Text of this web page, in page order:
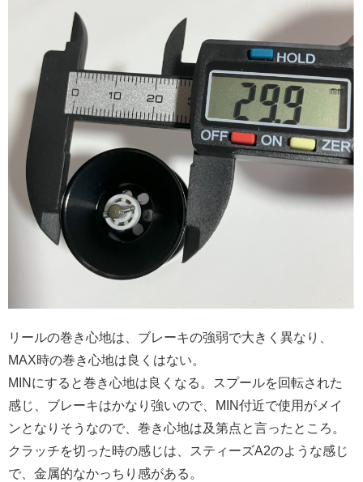
リールの巻き心地は、ブレーキの強弱で大きく異なり、
MAX時の巻き心地は良くはない。
MINにすると巻き心地は良くなる。スプールを回転された
感じ、ブレーキはかなり強いので、MIN付近で使用がメイ
ンとなりそうなので、巻き心地は及第点と言ったところ。
クラッチを切った時の感じは、スティーズA2のような感じ
で、金属的なかっちり感がある。